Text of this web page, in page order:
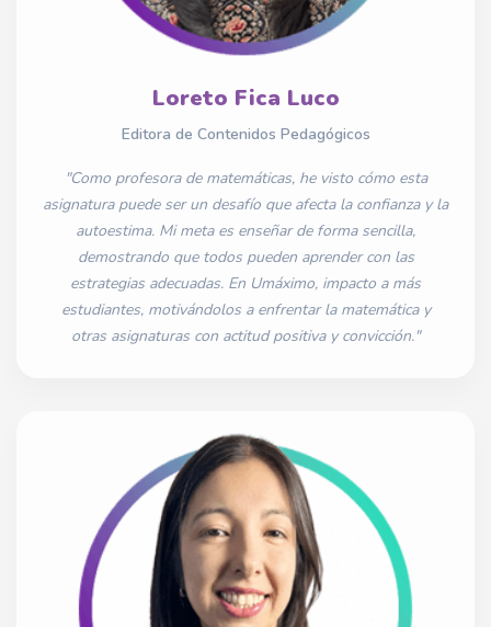
Loreto Fica Luco
Editora de Contenidos Pedagógicos
"Como profesora de matemáticas, he visto cómo esta
asignatura puede ser un desafío que afecta la confianza y la
autoestima. Mi meta es enseñar de forma sencilla,
demostrando que todos pueden aprender con las
estrategias adecuadas. En Umáximo, impacto a más
estudiantes, motivándolos a enfrentar la matemática y
otras asignaturas con actitud positiva y convicción."